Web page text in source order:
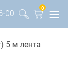
00
0
5 м лента